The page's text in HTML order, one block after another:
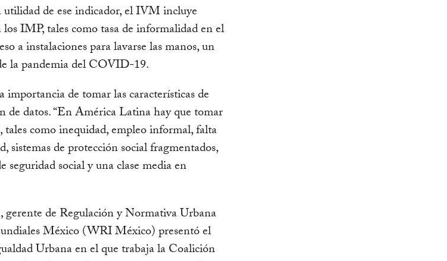
utilidad de ese indicador, el IVM incluye
IMP, tales como tasa de informalidad en el
a instalaciones para lavarse las manos, un
la pandemia del COVID-19.
de tomar las características de
de datos. “En América Latina hay que tomar
tales como inequidad, empleo informal, falta
sistemas de protección social fragmentados,
seguridad social y una clase media en
gerente de Regulación y Normativa Urbana
México (WRI México) presentó el
Urbana en el que trabaja la Coalición